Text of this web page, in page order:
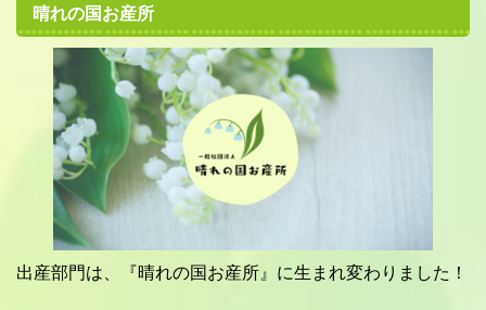
晴れの国お産所
出産部門は、『晴れの国お産所』に生まれ変わりました！